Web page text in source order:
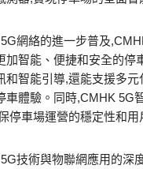
網絡的進一步普及
加智能、便捷和安全的停
和智能引導,還能支援多元
車體驗。同時,CMHK 5G
停車場運營的穩定性和用
技術與物聯網應用的深